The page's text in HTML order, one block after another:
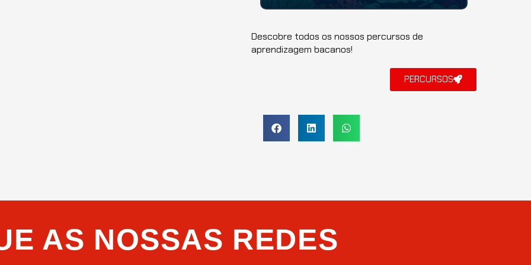
Bem-vindo à "AventurasSustentáveisnos
maravi...
Descobre todos os nossos percursos de
aprendizagem bacanos!
PERCURSOS
AS NOSSAS REDES